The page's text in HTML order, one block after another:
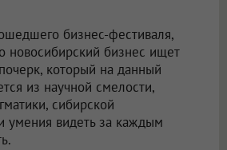
бизнес-фестиваля,
новосибирский бизнес ищет
который на данный
из научной смелости,
сибирской
умения видеть за каждым